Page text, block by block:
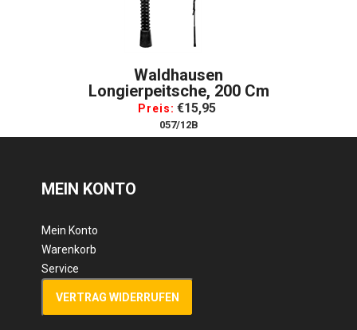
Waldhausen
Longierpeitsche, 200 Cm
Preis: €15,95
057/12B
MEIN KONTO
Mein Konto
Warenkorb
Service
VERTRAG WIDERRUFEN